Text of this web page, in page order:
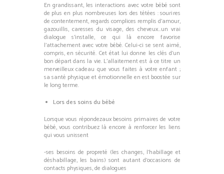
En grandissant, les interactions avec votre bébé sont
de plus en plus nombreuses lors des tétées : sourires
de contentement, regards complices remplis d’amour,
gazouillis, caresses du visage, des cheveux…un vrai
dialogue s’installe, ce qui là encore favorise
l’attachement avec votre bébé. Celui-ci se sent aimé,
compris, en sécurité. Cet état lui donne les clés d’un
bon départ dans la vie. L’allaitement est à ce titre un
merveilleux cadeau que vous faites à votre enfant ;
sa santé physique et émotionnelle en est boostée sur
le long terme.
Lors des soins du bébé
Lorsque vous répondezaux besoins primaires de votre
bébé, vous contribuez là encore à renforcer les liens
qui vous unissent
-ses besoins de propreté (les changes, l’habillage et
déshabillage, les bains) sont autant d’occasions de
contacts physiques, de dialogues